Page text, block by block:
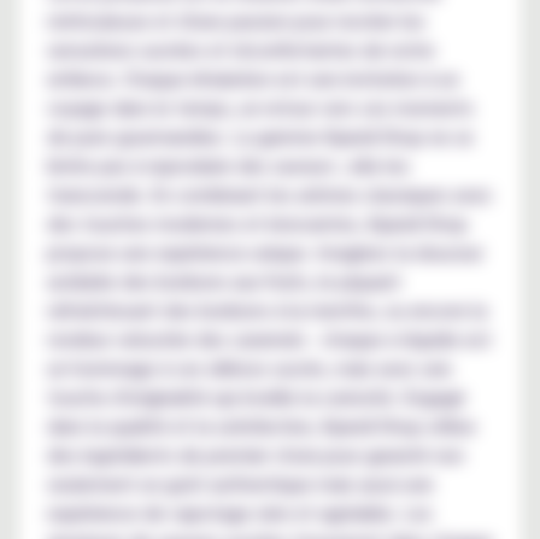
enfance. Chaque inhalation est une invitation à un
voyage dans le temps, un retour vers ces moments
de pure gourmandise. La gamme Kyandi Shop ne se
transcende. En combinant les arômes classiques avec
propose une expérience unique. Imaginez la douceur
rafraîchissant des bonbons à la menthe, ou encore la
rondeur veloutée des caramels - chaque e-liquide est
un hommage à ces délices sucrés, mais avec une
touche d'originalité qui éveille la curiosité. Engagé
dans la qualité et la satisfaction, Kyandi Shop utilise
des ingrédients de premier choix pour garantir non
seulement un goût authentique mais aussi une
expérience de vapotage sûre et agréable. Les